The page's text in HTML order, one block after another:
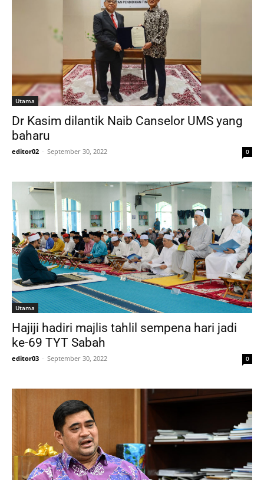
Utama
Dr Kasim dilantik Naib Canselor UMS yang
baharu
editor02 - September 30, 2022 0
Utama
Hajiji hadiri majlis tahlil sempena hari jadi
ke-69 TYT Sabah
editor03 - September 30, 2022 0